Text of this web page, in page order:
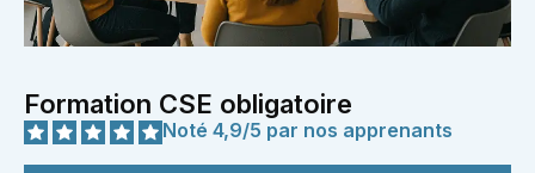
Formation CSE obligatoire
Noté 4,9/5 par nos apprenants